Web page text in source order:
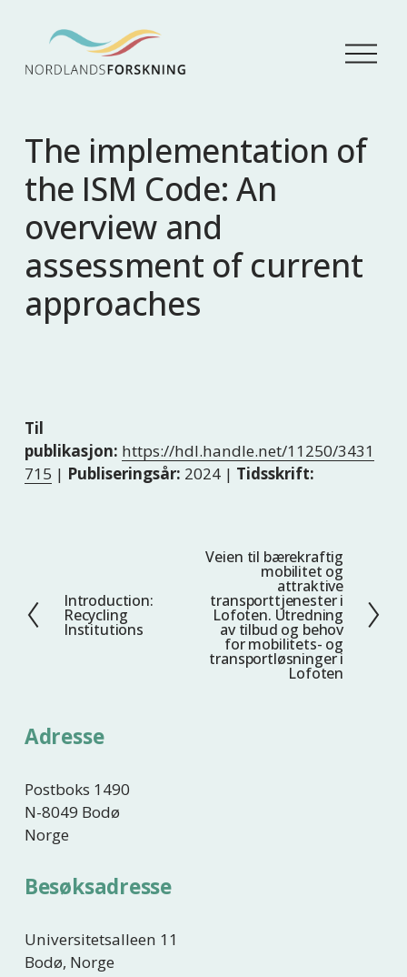
Å
p
e
The implementation of
the ISM Code: An
overview and
assessment of current
approaches
Til
publikasjon: https://hdl.handle.net/11250/3431
715 | Publiseringsår: 2024 | Tidsskrift:
F
o
e
Introduction:
Recycling
Institutions
N
e
Veien til bærekraftig
mobilitet og
attraktive
transporttjenester i
Lofoten. Utredning
av tilbud og behov
for mobilitets- og
transportløsninger i
Lofoten
Adresse
Postboks 1490
N-8049 Bodø
Norge
Besøksadresse
Universitetsalleen 11
Bodø, Norge